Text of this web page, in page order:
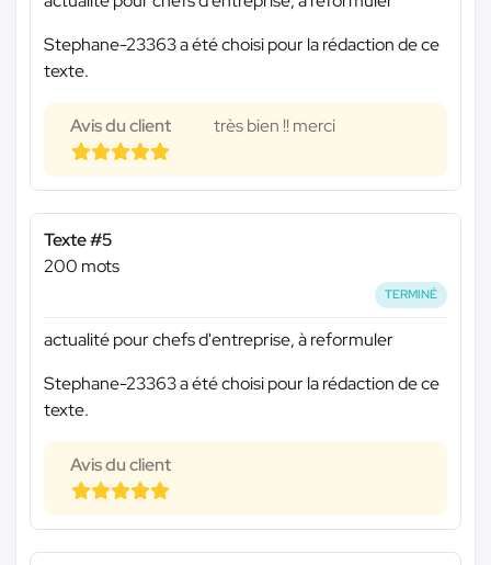
Stephane-23363 a été choisi pour la rédaction de ce
texte.
Avis du client très bien !! merci
Texte #5
200 mots
TERMINÉ
actualité pour chefs d'entreprise, à reformuler
Stephane-23363 a été choisi pour la rédaction de ce
texte.
Avis du client